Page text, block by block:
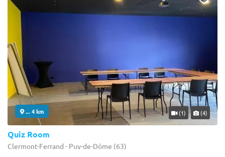
... 4 km (1) (4)
Quiz Room
Clermont-Ferrand - Puy-de-Dôme (63)